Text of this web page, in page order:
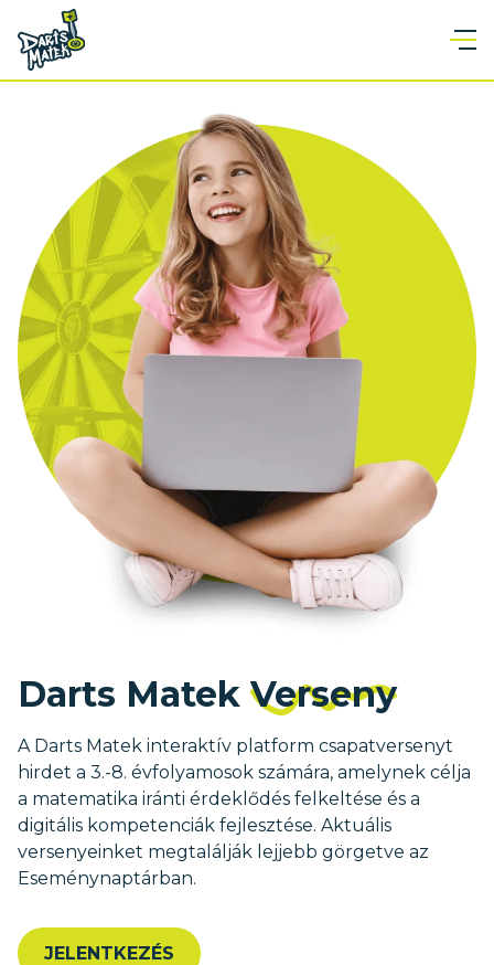
Darts Matek Verseny
A Darts Matek interaktív platform csapatversenyt
hirdet a 3.-8. évfolyamosok számára, amelynek célja
a matematika iránti érdeklődés felkeltése és a
digitális kompetenciák fejlesztése. Aktuális
versenyeinket megtalálják lejjebb görgetve az
Eseménynaptárban.
JELENTKEZÉS